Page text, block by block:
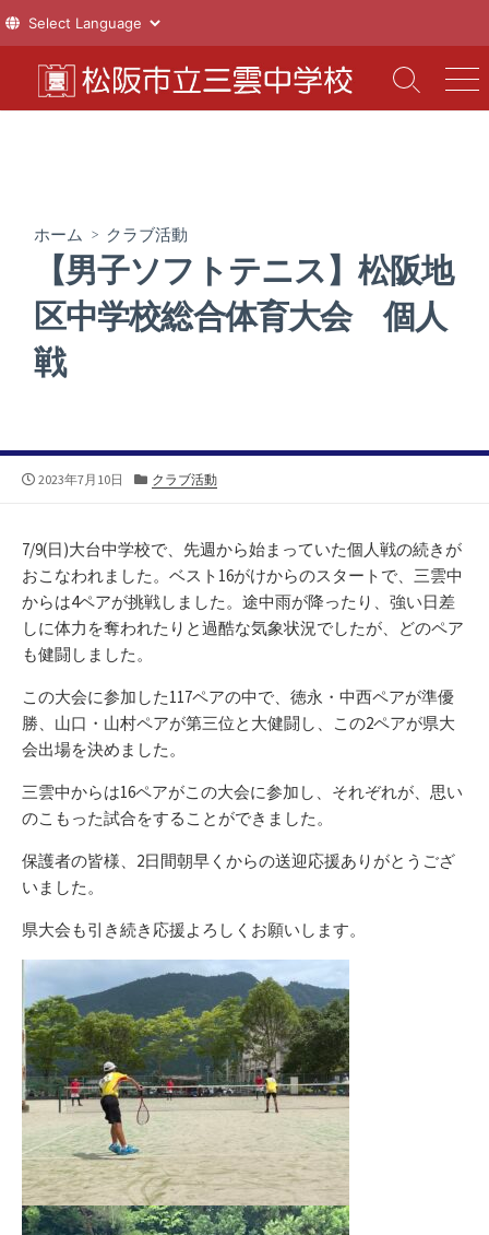
テ
検
索
メ
ニ
ホーム > クラブ活動
【男子ソフトテニス】松阪地
区中学校総合体育大会 個人
戦
公
2023年7月10日
カ
リ
ー
クラブ活動
7/9(日)大台中学校で、先週から始まっていた個人戦の続きが
おこなわれました。ベスト16がけからのスタートで、三雲中
からは4ペアが挑戦しました。途中雨が降ったり、強い日差
しに体力を奪われたりと過酷な気象状況でしたが、どのペア
も健闘しました。
この大会に参加した117ペアの中で、徳永・中西ペアが準優
勝、山口・山村ペアが第三位と大健闘し、この2ペアが県大
会出場を決めました。
三雲中からは16ペアがこの大会に参加し、それぞれが、思い
のこもった試合をすることができました。
保護者の皆様、2日間朝早くからの送迎応援ありがとうござ
いました。
県大会も引き続き応援よろしくお願いします。